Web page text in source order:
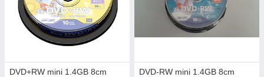
DVD+RW mini 1.4GB 8cm
DVD-RW mini 1.4GB 8cm